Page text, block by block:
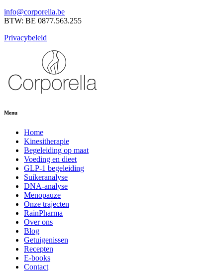
info@corporella.be
BTW: BE 0877.563.255
Privacybeleid
Menu
Home
Kinesitherapie
Begeleiding op maat
Voeding en dieet
GLP-1 begeleiding
Suikeranalyse
DNA-analyse
Menopauze
Onze trajecten
RainPharma
Over ons
Blog
Getuigenissen
Recepten
E-books
Contact